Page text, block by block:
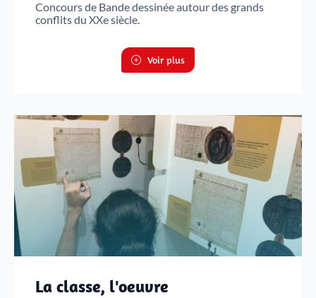
Concours de Bande dessinée autour des grands
conflits du XXe siècle.
Voir plus
La classe, l'oeuvre